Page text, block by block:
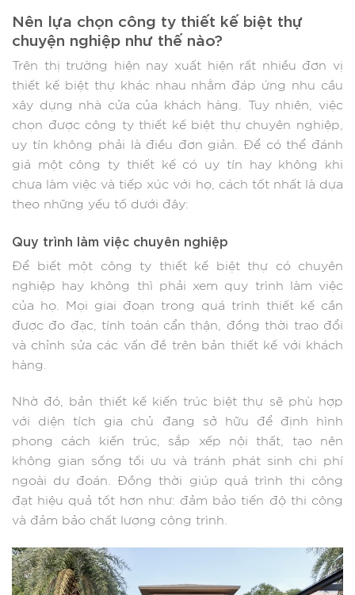
Nên lựa chọn công ty thiết kế biệt thự
chuyện nghiệp như thế nào?
Trên thị trường hiện nay xuất hiện rất nhiều đơn vị
thiết kế biệt thự khác nhau nhằm đáp ứng nhu cầu
xây dựng nhà cửa của khách hàng. Tuy nhiên, việc
chọn được công ty thiết kế biệt thự chuyên nghiệp,
uy tín không phải là điều đơn giản. Để có thể đánh
giá một công ty thiết kế có uy tín hay không khi
chưa làm việc và tiếp xúc với họ, cách tốt nhất là dựa
theo những yếu tố dưới đây:
Quy trình làm việc chuyên nghiệp
Để biết một công ty thiết kế biệt thự có chuyên
nghiệp hay không thì phải xem quy trình làm việc
của họ. Mọi giai đoạn trong quá trình thiết kế cần
được đo đạc, tính toán cẩn thận, đồng thời trao đổi
và chỉnh sửa các vấn đề trên bản thiết kế với khách
hàng.
Nhờ đó, bản thiết kế kiến trúc biệt thự sẽ phù hợp
với diện tích gia chủ đang sở hữu để định hình
phong cách kiến trúc, sắp xếp nội thất, tạo nên
không gian sống tối ưu và tránh phát sinh chi phí
ngoài dự đoán. Đồng thời giúp quá trình thi công
đạt hiệu quả tốt hơn như: đảm bảo tiến độ thi công
và đảm bảo chất lượng công trình.